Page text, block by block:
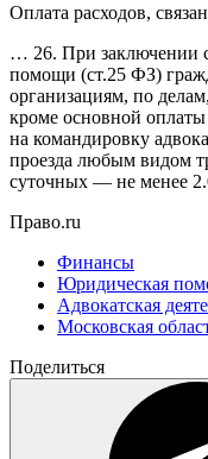
Оплата расходов,
… 26. При заключении
помощи (ст.25 ФЗ)
организациям, по
кроме основной
на командировку
проезда любым видом
суточных — не менее
Право.ru
Финансы
Юридическая
Адвокатская
Московская
Поделиться